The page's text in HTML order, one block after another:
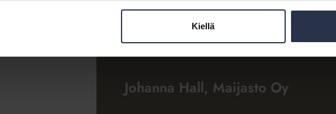
Kiellä
Johanna Hall, Maijasto Oy